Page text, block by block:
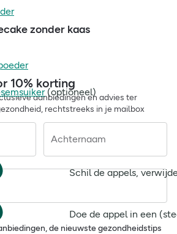
(optioneel)
Schil de appels,
Doe de appel in een
zonder kaas
10% korting
aanbiedingen en advies ter
rechtstreeks in je mailbox
Achternaam
de nieuwste gezondheidstips